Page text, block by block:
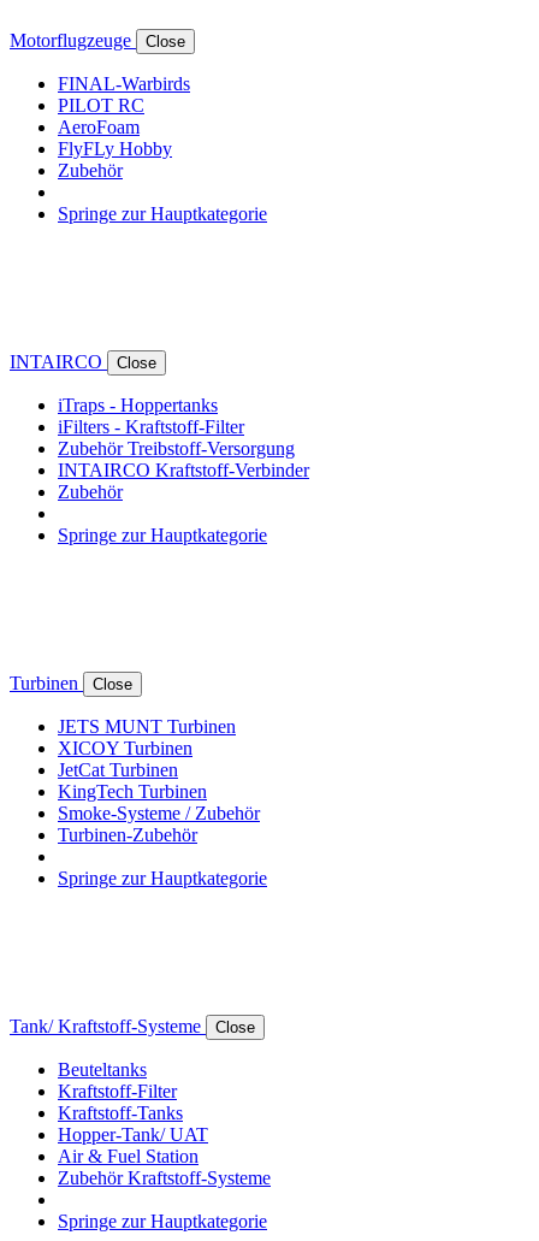
Motorflugzeuge Close
FINAL-Warbirds
PILOT RC
AeroFoam
FlyFLy Hobby
Zubehör
Springe zur Hauptkategorie
INTAIRCO Close
iTraps - Hoppertanks
iFilters - Kraftstoff-Filter
Zubehör Treibstoff-Versorgung
INTAIRCO Kraftstoff-Verbinder
Zubehör
Springe zur Hauptkategorie
Turbinen Close
JETS MUNT Turbinen
XICOY Turbinen
JetCat Turbinen
KingTech Turbinen
Smoke-Systeme / Zubehör
Turbinen-Zubehör
Springe zur Hauptkategorie
Tank/ Kraftstoff-Systeme Close
Beuteltanks
Kraftstoff-Filter
Kraftstoff-Tanks
Hopper-Tank/ UAT
Air & Fuel Station
Zubehör Kraftstoff-Systeme
Springe zur Hauptkategorie